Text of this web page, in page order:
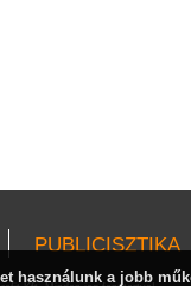
PUBLICISZTIKA
használunk a jobb